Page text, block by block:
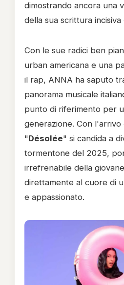
dimostrando ancora una
della sua scrittura incisiva
Con le sue radici ben
urban americana e una
il rap, ANNA ha saputo
panorama musicale
punto di riferimento per
generazione. Con
"Désolée" si candida a
tormentone del 2025,
irrefrenabile della
direttamente al cuore di
e appassionato.